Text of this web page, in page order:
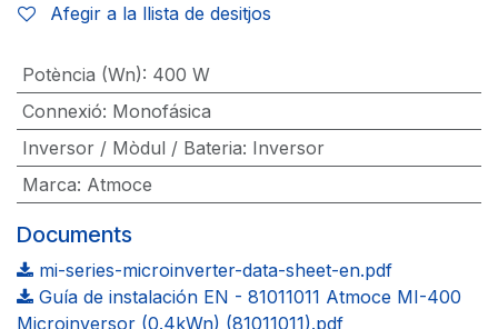
Afegir a la llista de desitjos
Potència (Wn): 400 W
Connexió: Monofásica
Inversor / Mòdul / Bateria: Inversor
Marca: Atmoce
Documents
mi-series-microinverter-data-sheet-en.pdf
Guía de instalación EN - 81011011 Atmoce MI-400
Microinversor (0.4kWn) (81011011).pdf